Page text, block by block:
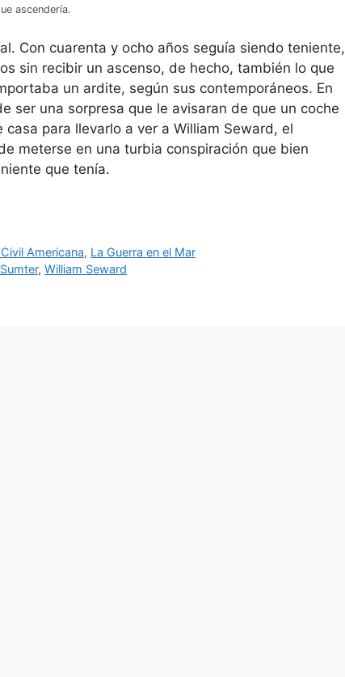
ascendería.
Con cuarenta y ocho años seguía siendo teniente,
sin recibir un ascenso, de hecho, también lo que
un ardite, según sus contemporáneos. En
ser una sorpresa que le avisaran de que un coche
para llevarlo a ver a William Seward, el
meterse en una turbia conspiración que bien
que tenía.
Americana, La Guerra en el Mar
,William Seward